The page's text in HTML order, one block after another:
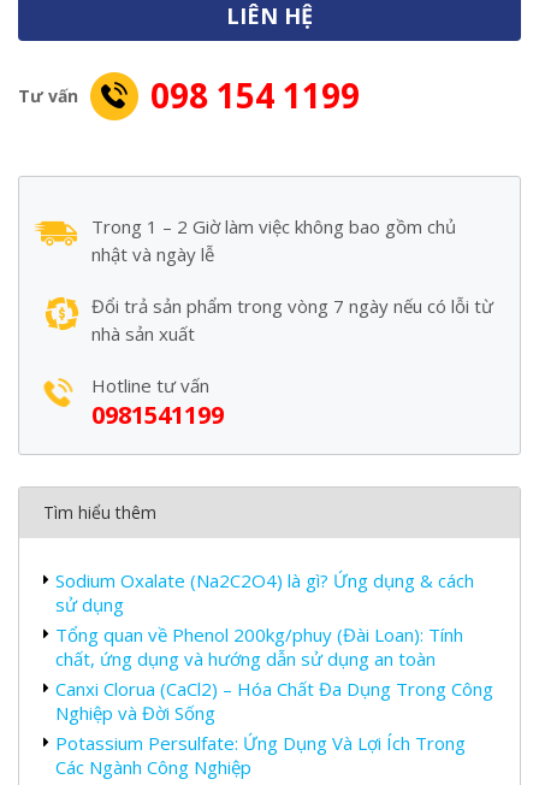
LIÊN HỆ
Tư vấn 098 154 1199
Trong 1 – 2 Giờ làm việc không bao gồm chủ
nhật và ngày lễ
Đổi trả sản phẩm trong vòng 7 ngày nếu có lỗi từ
nhà sản xuất
Hotline tư vấn
0981541199
Tìm hiểu thêm
Sodium Oxalate (Na2C2O4) là gì? Ứng dụng & cách
sử dụng
Tổng quan về Phenol 200kg/phuy (Đài Loan): Tính
chất, ứng dụng và hướng dẫn sử dụng an toàn
Canxi Clorua (CaCl2) – Hóa Chất Đa Dụng Trong Công
Nghiệp và Đời Sống
Potassium Persulfate: Ứng Dụng Và Lợi Ích Trong
Các Ngành Công Nghiệp